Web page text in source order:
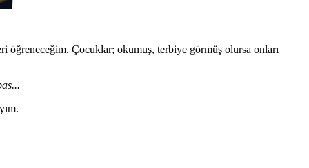
öğreneceğim. Çocuklar; okumuş, terbiye görmüş olursa onları